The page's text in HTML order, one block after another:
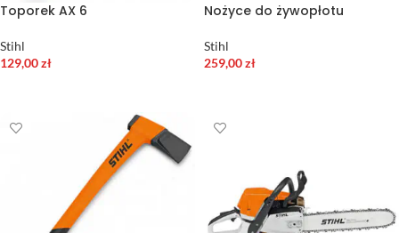
Toporek AX 6
Stihl
129,00zł
Nożyce do żywopłotu
Stihl
259,00zł